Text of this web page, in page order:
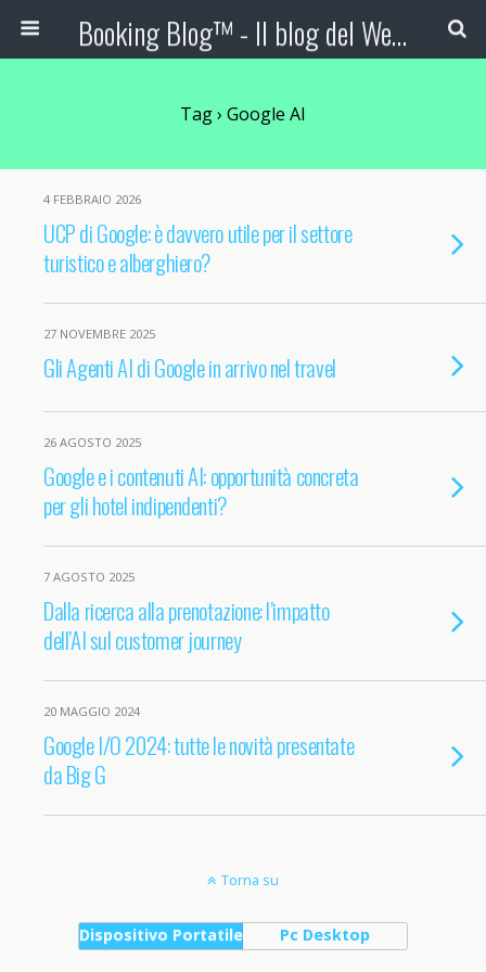
Booking Blog™ - Il blog del Web Marketing Turistico
Tag › Google AI
4 FEBBRAIO 2026
UCP di Google: è davvero utile per il settore
turistico e alberghiero?
27 NOVEMBRE 2025
Gli Agenti AI di Google in arrivo nel travel
26 AGOSTO 2025
Google e i contenuti AI: opportunità concreta
per gli hotel indipendenti?
7 AGOSTO 2025
Dalla ricerca alla prenotazione: l’impatto
dell’AI sul customer journey
20 MAGGIO 2024
Google I/O 2024: tutte le novità presentate
da Big G
Torna su
Dispositivo Portatile Pc Desktop